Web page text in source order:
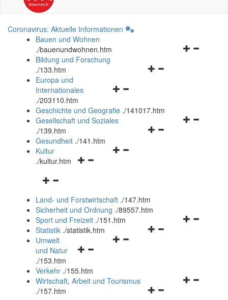
Coronavirus: Aktuelle Informationen
Bauen und Wohnen
./bauenundwohnen.htm
Navigationsmenü
Bildung und Forschung
./133.htm
Navigationsmenü
und
schließen
Europa und
Internationales
./203110.htm
Geschichte und Geografie ./141017.htm
Navigationsmenü
Gesellschaft und Soziales
./139.htm
Navigationsmenü
Gesundheit ./141.htm
Navigationsmenü
Kultur
./kultur.htm
Navigationsmenü
und
schließen
Land- und Forstwirtschaft ./147.htm
Sicherheit und Ordnung ./89557.htm
Navigationsmenü
Sport und Freizeit ./151.htm
Navigationsmenü
Statistik ./statistik.htm
Navigationsmenü
und
schließen
Umwelt
und Natur
./153.htm
Verkehr ./155.htm
Navigationsmenü
Wirtschaft, Arbeit und Tourismus
./157.htm